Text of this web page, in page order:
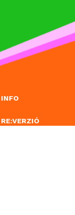
INFO
RE:VERZIÓ